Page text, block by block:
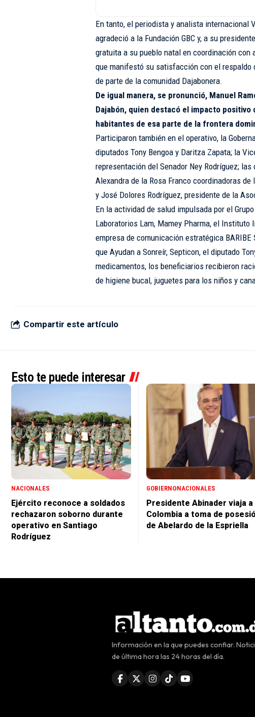
En tanto, el periodista y analista internacional
agradeció a la Fundación GBC y, a su
gratuita a su pueblo natal en coordinación
que manifestó su satisfacción con el
de parte de la comunidad Dajabonera.
De igual manera, se pronunció, Manuel
Dajabón, quien destacó el impacto positivo
habitantes de esa parte de la frontera
Participaron también en el operativo, la
diputados Tony Bengoa y Daritza Zapata; la
representación del Senador Ney Rodríguez;
Alexandra de la Rosa Franco coordinadoras
y José Dolores Rodríguez, presidente de la
En la actividad de salud impulsada por el
Laboratorios Lam, Mamey Pharma, el
empresa de comunicación estratégica
que Ayudan a Sonreír, Septicon, el diputado
medicamentos, los beneficiarios recibieron
de higiene bucal, juguetes para los niños y
Compartir este artículo
Esto te puede interesar
NACIONALES
Ejército reconoce a soldados
rechazaron soborno durante
operativo en Santiago
Rodríguez
GOBIERNONACIONALES
Presidente Abinader viaja a
Colombia a toma de
de Abelardo de la Espriella
Información en la que puedes confiar.
de última hora las 24 horas del día.